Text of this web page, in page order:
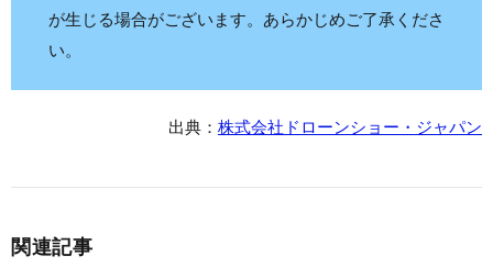
が生じる場合がございます。あらかじめご了承くださ
い。
出典： 株式会社ドローンショー・ジャパン
関連記事